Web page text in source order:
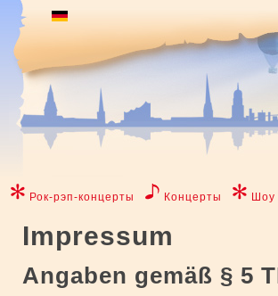
Рок-рэп-концерты Концерты Шоу
Impressum
Angaben gemäß § 5